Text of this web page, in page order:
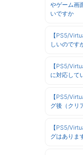
やゲーム画
いですか
【PS5/
しいのです
【PS5/
に対応して
【PS5/
グ後（クリ
【PS5/
グはありま